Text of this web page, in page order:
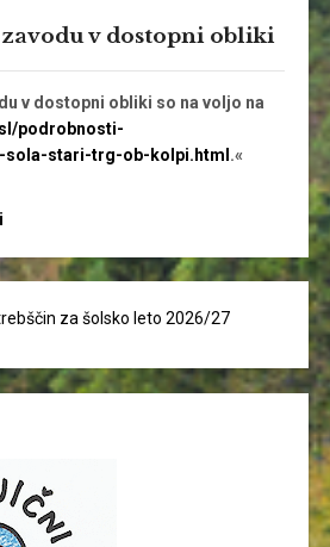
v dostopni obliki
v dostopni obliki so na voljo na
podrobnosti-
sola-stari-trg-ob-kolpi.html .«
za šolsko leto 2026/27